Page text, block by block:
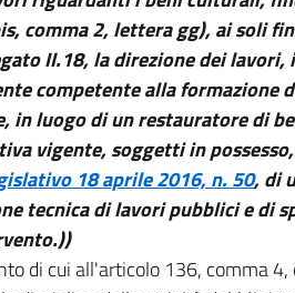
comma 2, lettera gg), ai soli
II.18, la direzione dei
competente alla formazione
in luogo di un restauratore di
vigente, soggetti in
18 aprile 2016, n. 50, di
tecnica di lavori pubblici e di
di cui all'articolo 136, comma 4,